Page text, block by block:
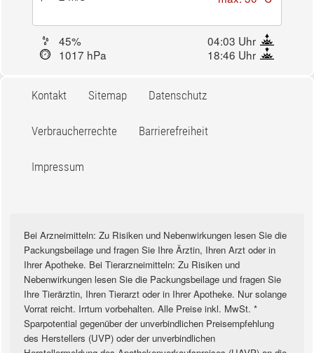
45%
04:03 Uhr
1017 hPa
18:46 Uhr
Kontakt Sitemap Datenschutz
Verbraucherrechte Barrierefreiheit
Impressum
Bei Arzneimitteln: Zu Risiken und Nebenwirkungen lesen Sie die
Packungsbeilage und fragen Sie Ihre Ärztin, Ihren Arzt oder in
Ihrer Apotheke. Bei Tierarzneimitteln: Zu Risiken und
Nebenwirkungen lesen Sie die Packungsbeilage und fragen Sie
Ihre Tierärztin, Ihren Tierarzt oder in Ihrer Apotheke. Nur solange
Vorrat reicht. Irrtum vorbehalten. Alle Preise inkl. MwSt. *
Sparpotential gegenüber der unverbindlichen Preisempfehlung
des Herstellers (UVP) oder der unverbindlichen